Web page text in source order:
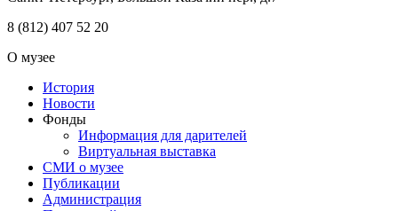
8 (812) 407 52 20
О музее
История
Новости
Фонды
Информация для дарителей
Виртуальная выставка
СМИ о музее
Публикации
Администрация